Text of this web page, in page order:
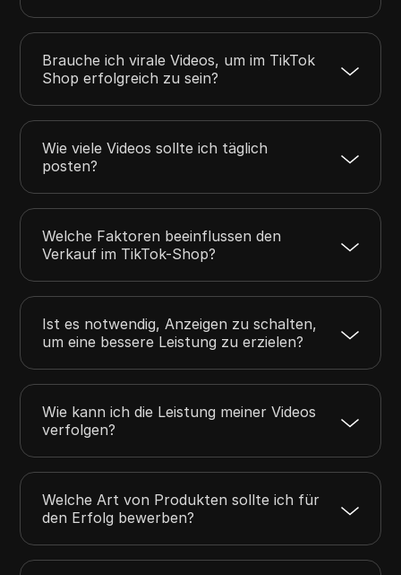
Brauche ich virale Videos, um im TikTok
Shop erfolgreich zu sein?
Wie viele Videos sollte ich täglich
posten?
Welche Faktoren beeinflussen den
Verkauf im TikTok-Shop?
Ist es notwendig, Anzeigen zu schalten,
um eine bessere Leistung zu erzielen?
Wie kann ich die Leistung meiner Videos
verfolgen?
Welche Art von Produkten sollte ich für
den Erfolg bewerben?